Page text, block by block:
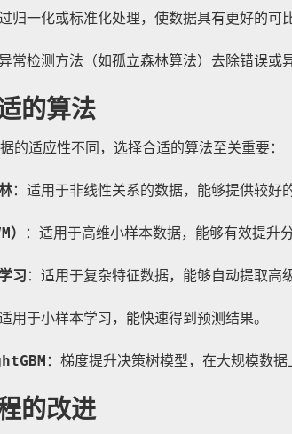
归一化或标准化处理，使数据具有更好的可
常检测方法（如孤立森林算法）去除错误或
的算法
的适应性不同，选择合适的算法至关重要：
：适用于非线性关系的数据，能够提供较好
） ：适用于高维小样本数据，能够有效提升
习 ：适用于复杂特征数据，能够自动提取高
用于小样本学习，能快速得到预测结果。
：梯度提升决策树模型，在大规模数据
的改进